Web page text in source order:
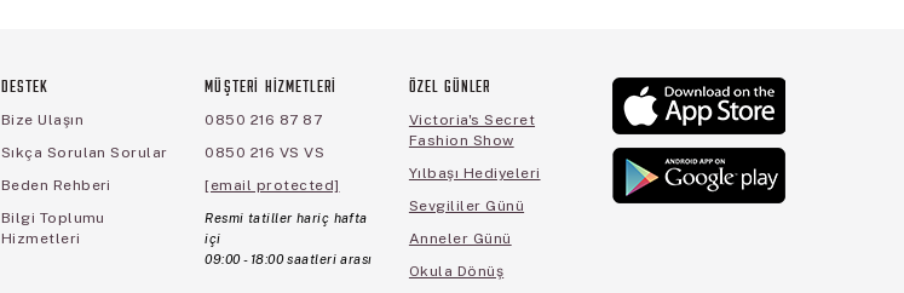
DESTEK
Bize Ulaşın
Sıkça Sorulan Sorular
Beden Rehberi
Bilgi Toplumu
Hizmetleri
MÜŞTERİ HİZMETLERİ
0850 216 87 87
0850 216 VS VS
[email protected]
Resmi tatiller hariç hafta
içi
09:00 - 18:00 saatleri arası
ÖZEL GÜNLER
Victoria's Secret
Fashion Show
Yılbaşı Hediyeleri
Sevgililer Günü
Anneler Günü
Okula Dönüş